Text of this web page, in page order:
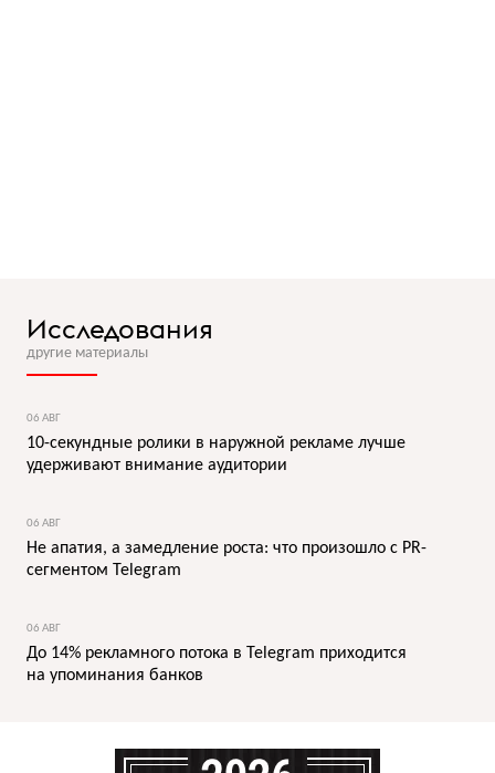
Исследования
другие материалы
06 АВГ
10-секундные ролики в наружной рекламе лучше
удерживают внимание аудитории
06 АВГ
Не апатия, а замедление роста: что произошло с PR-
сегментом Telegram
06 АВГ
До 14% рекламного потока в Telegram приходится
на упоминания банков